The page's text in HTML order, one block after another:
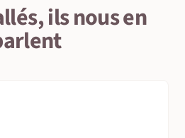
(si enfant il y a) de savoir
part à ce voyage croisière.
ils nous en